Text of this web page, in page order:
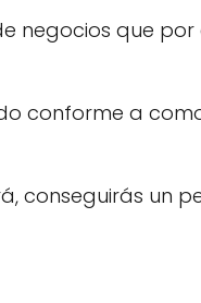
negocios que
conforme a
conseguirás un